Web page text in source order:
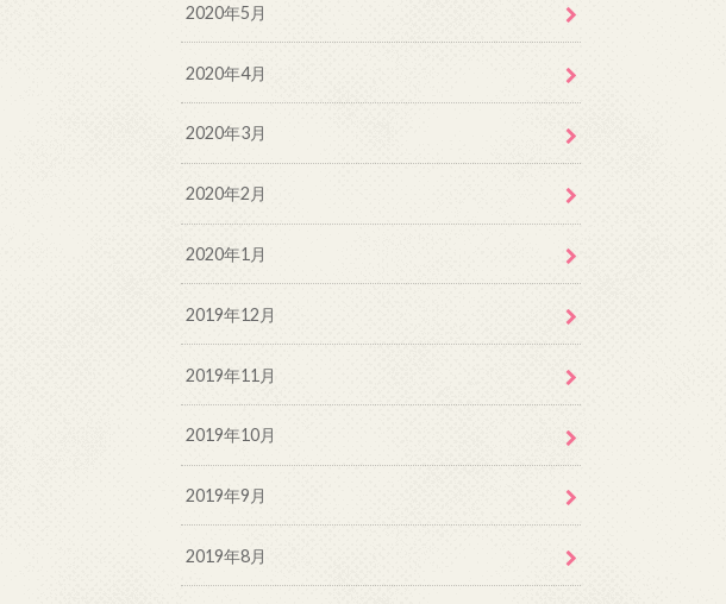
2020年5月
2020年4月
2020年3月
2020年2月
2020年1月
2019年12月
2019年11月
2019年10月
2019年9月
2019年8月